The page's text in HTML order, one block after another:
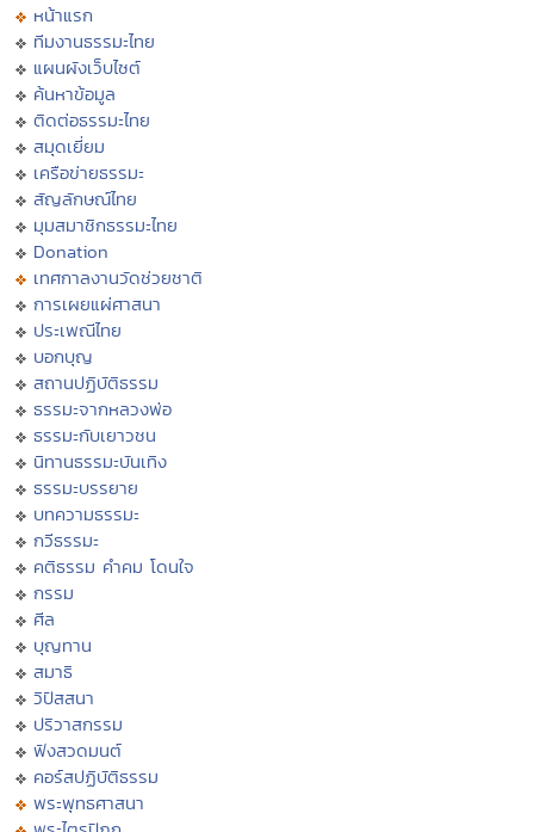
หน้าแรก
ทีมงานธรรมะไทย
แผนผังเว็บไซต์
ค้นหาข้อมูล
ติดต่อธรรมะไทย
สมุดเยี่ยม
เครือข่ายธรรมะ
สัญลักษณ์ไทย
มุมสมาชิกธรรมะไทย
Donation
เทศกาลงานวัดช่วยชาติ
การเผยแผ่ศาสนา
ประเพณีไทย
บอกบุญ
สถานปฏิบัติธรรม
ธรรมะจากหลวงพ่อ
ธรรมะกับเยาวชน
นิทานธรรมะบันเทิง
ธรรมะบรรยาย
บทความธรรมะ
กวีธรรมะ
คติธรรม คำคม โดนใจ
กรรม
ศีล
บุญทาน
สมาธิ
วิปัสสนา
ปริวาสกรรม
ฟังสวดมนต์
คอร์สปฏิบัติธรรม
พระพุทธศาสนา